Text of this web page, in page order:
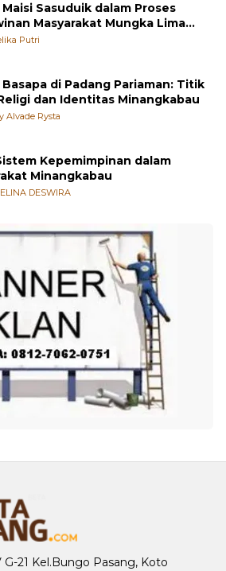
Sasuduik dalam Proses
Masyarakat Mungka Lima
Putri
di Padang Pariaman: Titik
dan Identitas Minangkabau
Alvade Rysta
Kepemimpinan dalam
Minangkabau
DESWIRA
G-21 Kel.Bungo Pasang, Koto